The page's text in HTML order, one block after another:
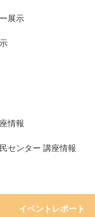
展示
情報
センター 講座情報
イベントレポート